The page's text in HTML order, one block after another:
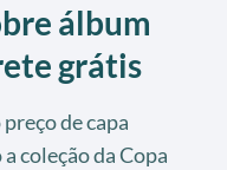
álbum
grátis
de capa
coleção da Copa